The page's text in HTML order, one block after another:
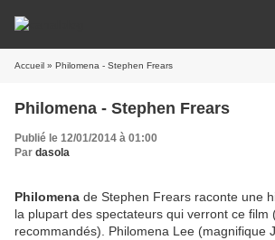
Accueil » Philomena - Stephen Frears
Philomena - Stephen Frears
Publié le 12/01/2014 à 01:00
Par dasola
Philomena de Stephen Frears raconte une
la plupart des spectateurs qui verront ce film
recommandés). Philomena Lee (magnifique